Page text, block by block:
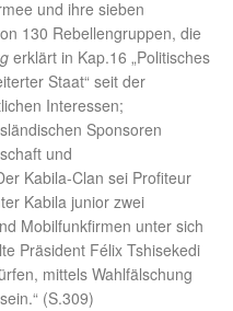
und ihre sieben
130 Rebellengruppen, die
erklärt in Kap.16 „Politisches
Staat“ seit der
Interessen;
Sponsoren
und
Kabila-Clan sei Profiteur
Kabila junior zwei
Mobilfunkfirmen unter sich
Präsident Félix Tshisekedi
mittels Wahlfälschung
(S.309)